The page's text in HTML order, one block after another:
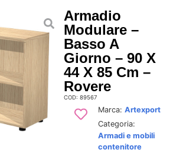
Armadio
Modulare –
Basso A
Giorno – 90 X
44 X 85 Cm –
Rovere
COD: 89567
Marca: Artexport
Categoria:
Armadi e mobili
contenitore